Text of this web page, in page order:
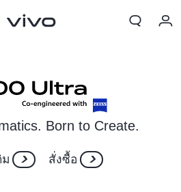
Born to Create.
ม สั่งซื้อ